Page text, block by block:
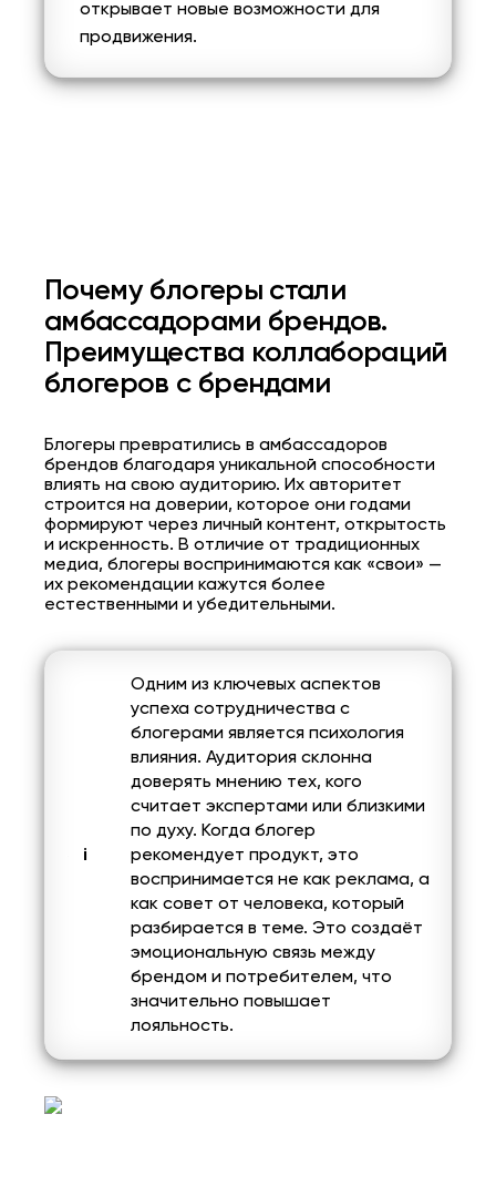
открывает новые возможности для
продвижения.
Почему блогеры стали
амбассадорами брендов.
Преимущества коллабораций
блогеров с брендами
Блогеры превратились в амбассадоров
брендов благодаря уникальной способности
влиять на свою аудиторию. Их авторитет
строится на доверии, которое они годами
формируют через личный контент, открытость
и искренность. В отличие от традиционных
медиа, блогеры воспринимаются как «свои» —
их рекомендации кажутся более
естественными и убедительными.
Одним из ключевых аспектов
успеха сотрудничества с
блогерами является психология
влияния. Аудитория склонна
доверять мнению тех, кого
считает экспертами или близкими
по духу. Когда блогер
рекомендует продукт, это
воспринимается не как реклама, а
как совет от человека, который
разбирается в теме. Это создаёт
эмоциональную связь между
брендом и потребителем, что
значительно повышает
лояльность.